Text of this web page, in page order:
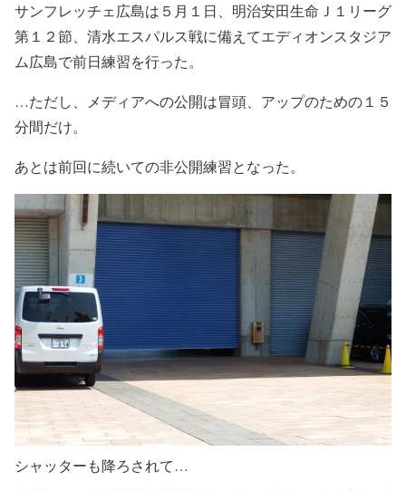
サンフレッチェ広島は５月１日、明治安田生命Ｊ１リーグ
第１２節、清水エスパルス戦に備えてエディオンスタジア
ム広島で前日練習を行った。
…ただし、メディアへの公開は冒頭、アップのための１５
分間だけ。
あとは前回に続いての非公開練習となった。
シャッターも降ろされて…